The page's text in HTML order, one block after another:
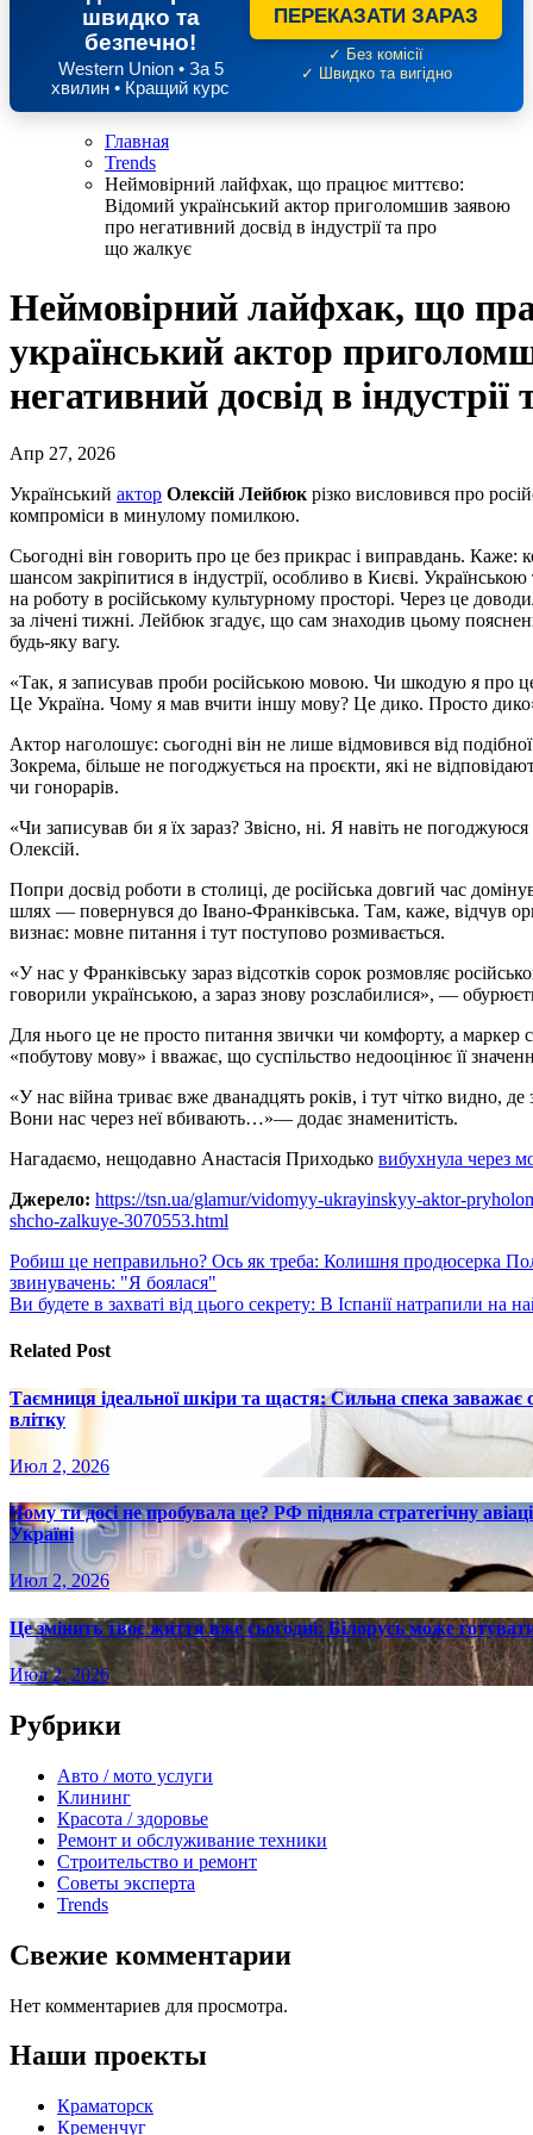
швидко та
безпечно!
Western Union • За 5
хвилин • Кращий курс
ПЕРЕКАЗАТИ ЗАРАЗ
✓ Без комісії
✓ Швидко та вигідно
Главная
Trends
Неймовірний лайфхак, що працює миттєво:
Відомий український актор приголомшив заявою
про негативний досвід в індустрії та про
що жалкує
Неймовірний лайфхак, що
український актор
негативний досвід в
Апр 27, 2026
Український актор Олексій Лейбюк різко висловився про
компроміси в минулому помилкою.
Сьогодні він говорить про це без прикрас і виправдань.
шансом закріпитися в індустрії, особливо в Києві.
на роботу в російському культурному просторі. Через це
за лічені тижні. Лейбюк згадує, що сам знаходив цьому
будь-яку вагу.
«Так, я записував проби російською мовою. Чи шкодую я про
Це Україна. Чому я мав вчити іншу мову? Це дико. Просто
Актор наголошує: сьогодні він не лише відмовився від
Зокрема, більше не погоджується на проєкти, які не
чи гонорарів.
«Чи записував би я їх зараз? Звісно, ні. Я навіть не
Олексій.
Попри досвід роботи в столиці, де російська довгий час
шлях — повернувся до Івано-Франківська. Там, каже, відчув
визнає: мовне питання і тут поступово розмивається.
«У нас у Франківську зараз відсотків сорок розмовляє
говорили українською, а зараз знову розслабилися», —
Для нього це не просто питання звички чи комфорту, а маркер
«побутову мову» і вважає, що суспільство недооцінює її
«У нас війна триває вже дванадцять років, і тут чітко видно,
Вони нас через неї вбивають…»— додає знаменитість.
Нагадаємо, нещодавно Анастасія Приходько вибухнула через
Джерело: https://tsn.ua/glamur/vidomyy-ukrayinskyy-aktor-
shcho-zalkuye-3070553.html
Навигация
по
Робиш це неправильно? Ось як треба: Колишня продюсерка
звинувачень: "Я боялася"
Ви будете в захваті від цього секрету: В Іспанії натрапили на
Related Post
Таємниця ідеальної шкіри та щастя: Сильна спека
влітку
Июл 2, 2026
Чому ти досі не пробувала це? РФ підняла стратегічну
Україні
Июл 2, 2026
Це змінить твоє життя вже сьогодні: Білорусь може
Июл 2, 2026
Рубрики
Авто / мото услуги
Клининг
Красота / здоровье
Ремонт и обслуживание техники
Строительство и ремонт
Советы эксперта
Trends
Свежие комментарии
Нет комментариев для просмотра.
Наши проекты
Краматорск
Кременчуг